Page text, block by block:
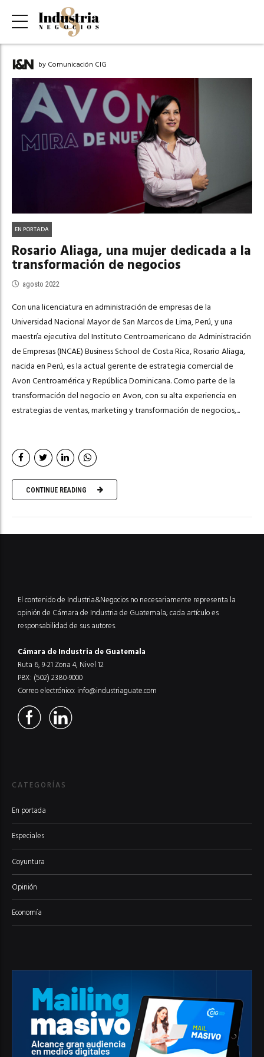
by Comunicación CIG
EN PORTADA
Rosario Aliaga, una mujer dedicada a la
transformación de negocios
agosto 2022
Con una licenciatura en administración de empresas de la
Universidad Nacional Mayor de San Marcos de Lima, Perú, y una
maestría ejecutiva del Instituto Centroamericano de Administración
de Empresas (INCAE) Business School de Costa Rica, Rosario Aliaga,
nacida en Perú, es la actual gerente de estrategia comercial de
Avon Centroamérica y República Dominicana. Como parte de la
transformación del negocio en Avon, con su alta experiencia en
estrategias de ventas, marketing y transformación de negocios,...
CONTINUE READING
El contenido de Industria&Negocios no necesariamente representa la
opinión de Cámara de Industria de Guatemala; cada artículo es
responsabilidad de sus autores.
Cámara de Industria de Guatemala
Ruta 6, 9-21 Zona 4, Nivel 12
PBX: (502) 2380-9000
Correo electrónico: info@industriaguate.com
CATEGORÍAS
En portada
Especiales
Coyuntura
Opinión
Economía